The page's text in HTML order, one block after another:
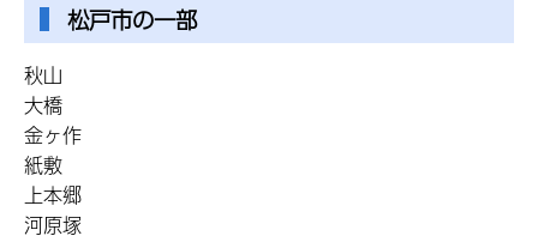
松戸市の一部
秋山
大橋
金ヶ作
紙敷
上本郷
河原塚